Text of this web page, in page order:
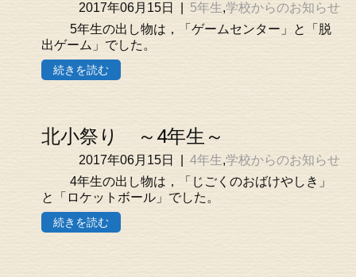
2017年06月15日 5年生,学校からのお知らせ
5年生の出し物は，「ゲームセンター」と「脱
出ゲーム」でした。
続きを読む
北小祭り ～4年生～
2017年06月15日 4年生,学校からのお知らせ
4年生の出し物は，「じごくのおばけやしき」
と「ロケットボール」でした。
続きを読む